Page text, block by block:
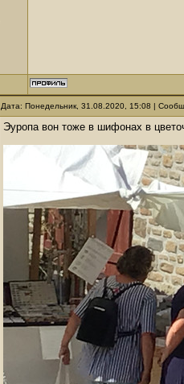
Дата: Понедельник, 31.08.2020, 15:08 |
Эуропа вон тоже в шифонах в